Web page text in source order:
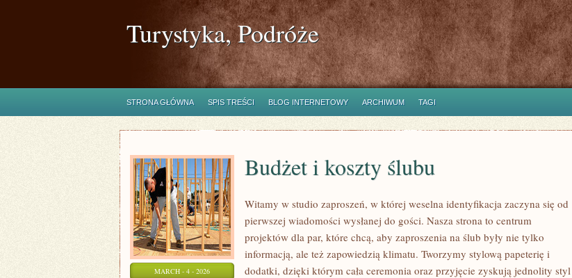
Turystyka, Podróże
STRONA GŁÓWNA SPIS TREŚCI BLOG INTERNETOWY ARCHIWUM TAGI
MARCH - 4 - 2026
Budżet i koszty ślubu
Witamy w studio zaproszeń, w której weselna identyfikacja zaczyna się od
pierwszej wiadomości wysłanej do gości. Nasza strona to centrum
projektów dla par, które chcą, aby zaproszenia na ślub były nie tylko
informacją, ale też zapowiedzią klimatu. Tworzymy stylową papeterię i
dodatki, dzięki którym cała ceremonia oraz przyjęcie zyskują jednolity styl